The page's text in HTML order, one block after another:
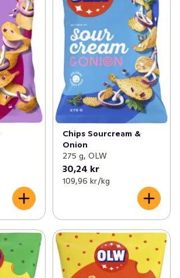
Chips Sourcream &
Onion
275 g, OLW
30,24 kr
109,96 kr /kg